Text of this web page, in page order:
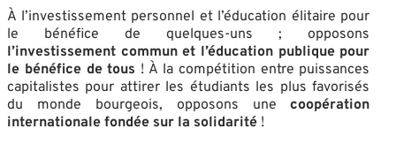
À l’investissement personnel et l’éducation élitaire pour
le bénéfice de quelques-uns ; opposons
l’investissement commun et l’éducation publique pour
le bénéfice de tous ! À la compétition entre puissances
capitalistes pour attirer les étudiants les plus favorisés
du monde bourgeois, opposons unecoopération
internationale fondée sur la solidarité !